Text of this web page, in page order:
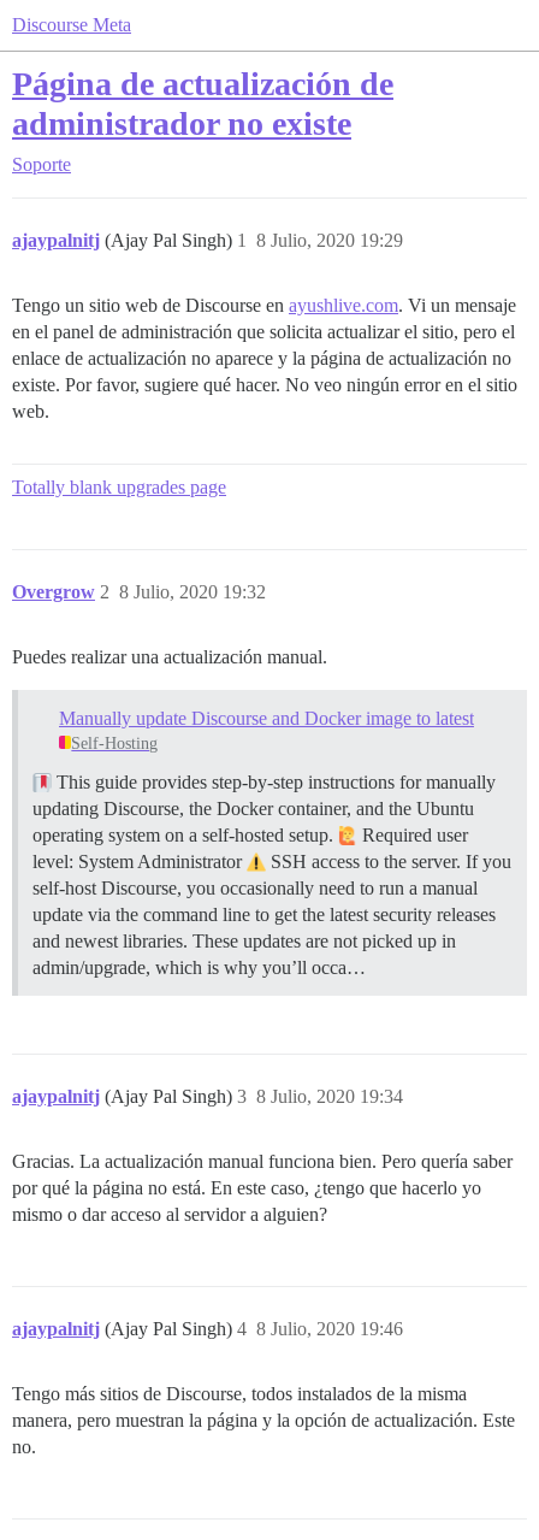
Discourse Meta
Página de actualización de
administrador no existe
Soporte
ajaypalnitj (Ajay Pal Singh) 8 Julio, 2020 19:29
1
Tengo un sitio web de Discourse en ayushlive.com. Vi un mensaje
en el panel de administración que solicita actualizar el sitio, pero el
enlace de actualización no aparece y la página de actualización no
existe. Por favor, sugiere qué hacer. No veo ningún error en el sitio
web.
Totally blank upgrades page
Overgrow 8 Julio, 2020 19:32
2
Puedes realizar una actualización manual.
Manually update Discourse and Docker image to latest
Self-Hosting
This guide provides step-by-step instructions for manually
updating Discourse, the Docker container, and the Ubuntu
operating system on a self-hosted setup.
Required user
level: System Administrator
SSH access to the server. If you
self-host Discourse, you occasionally need to run a manual
update via the command line to get the latest security releases
and newest libraries. These updates are not picked up in
admin/upgrade, which is why you’ll occa…
ajaypalnitj (Ajay Pal Singh) 8 Julio, 2020 19:34
3
Gracias. La actualización manual funciona bien. Pero quería saber
por qué la página no está. En este caso, ¿tengo que hacerlo yo
mismo o dar acceso al servidor a alguien?
ajaypalnitj (Ajay Pal Singh) 8 Julio, 2020 19:46
4
Tengo más sitios de Discourse, todos instalados de la misma
manera, pero muestran la página y la opción de actualización. Este
no.